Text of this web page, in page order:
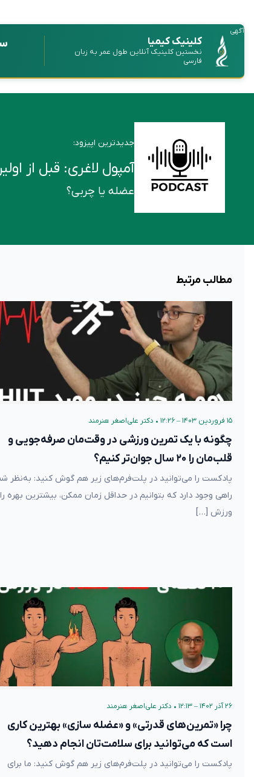
آگهی
کلینیک کیمیا
نخستین کلینیک آنلاین طول عمر به زبان
فارسی
جدیدترین اپیزود:
آمپول لاغری: قبل از اولین تزریق
عضله یا چربی؟
مطالب مرتبط
۱۵ فروردین ۱۴۰۳ – ۱۲:۲۶ • دکتر علی‌اصغر هنرمند
چگونه با یک تمرین ورزشی در وقت‌مان صرفه‌جویی و
قلب‌مان را ۲۰ سال جوان‌تر کنیم؟
پادکست را می‌توانید در پلت‌فرم‌های زیر هم گوش کنید: به‌نظر
راهی وجود دارد که بتوانیم در حداقل زمان ممکن، بیشترین بهره را
ورزش […]
۲۶ آذر ۱۴۰۲ – ۱۲:۱۳ • دکتر علی‌اصغر هنرمند
چرا «تمرین‌های قدرتی» و «عضله سازی» بهترین کاری
است که می‌توانید برای سلامت‌تان انجام دهید؟
پادکست را می‌توانید در پلت‌فرم‌های زیر هم گوش کنید: ما برای